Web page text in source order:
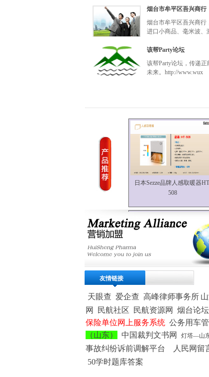
烟台市牟平区吾兴商行
烟台市牟平区吾兴商行
进口小商品、毫米波、
该帮Party论坛
该帮Party论坛，传递
未来。http://www.wux
日本Sezze品牌人感取暖器
508
多功能使
Sezze品牌人感取暖器HT-508
友情链接
天眼查 爱企查 高峰律师事务所
网
民航社区 民航资源网 烟台论坛
保险单位网上服务系统 公务用车
（山东）
中国裁判文书网 灯塔—山
事故纠纷诉前调解平台
人民网留
50学时题库答案